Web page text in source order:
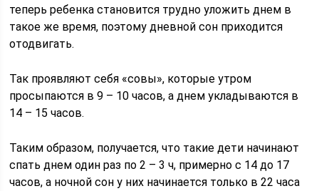
теперь ребенка становится трудно уложить днем в
такое же время, поэтому дневной сон приходится
отодвигать.
Так проявляют себя «совы», которые утром
просыпаются в 9 – 10 часов, а днем укладываются в
14 – 15 часов.
Таким образом, получается, что такие дети начинают
спать днем один раз по 2 – 3 ч, примерно с 14 до 17
часов, а ночной сон у них начинается только в 22 часа